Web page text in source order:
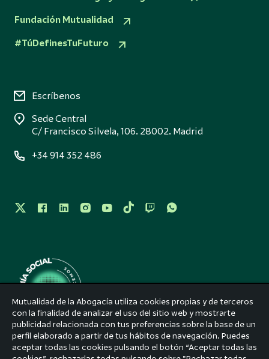
Fundación Mutualidad
#TúDefinesTuFuturo
Escríbenos
Sede Central
C/ Francisco Silvela, 106. 28002. Madrid
+34 914 352 486
Aviso legal
Mutualidad de la Abogacía utiliza cookies propias y de terceros
con la finalidad de analizar el uso del sitio web y mostrarte
publicidad relacionada con tus preferencias sobre la base de un
perfil elaborado a partir de tus hábitos de navegación. Puedes
aceptar todas las cookies pulsando el botón “Aceptar todas las